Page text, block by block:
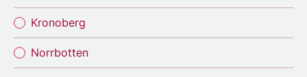
Kronoberg
Norrbotten